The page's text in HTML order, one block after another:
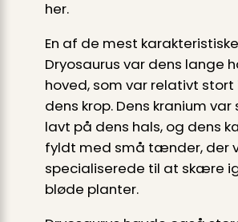
her.
En af de mest
Dryosaurus var dens lange
hoved, som var relativt
dens krop. Dens kranium
lavt på dens hals, og dens
fyldt med små tænder, der
specialiserede til at skære
bløde planter.